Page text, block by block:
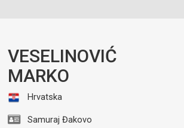
VESELINOVIĆ
MARKO
Hrvatska
Samuraj Đakovo